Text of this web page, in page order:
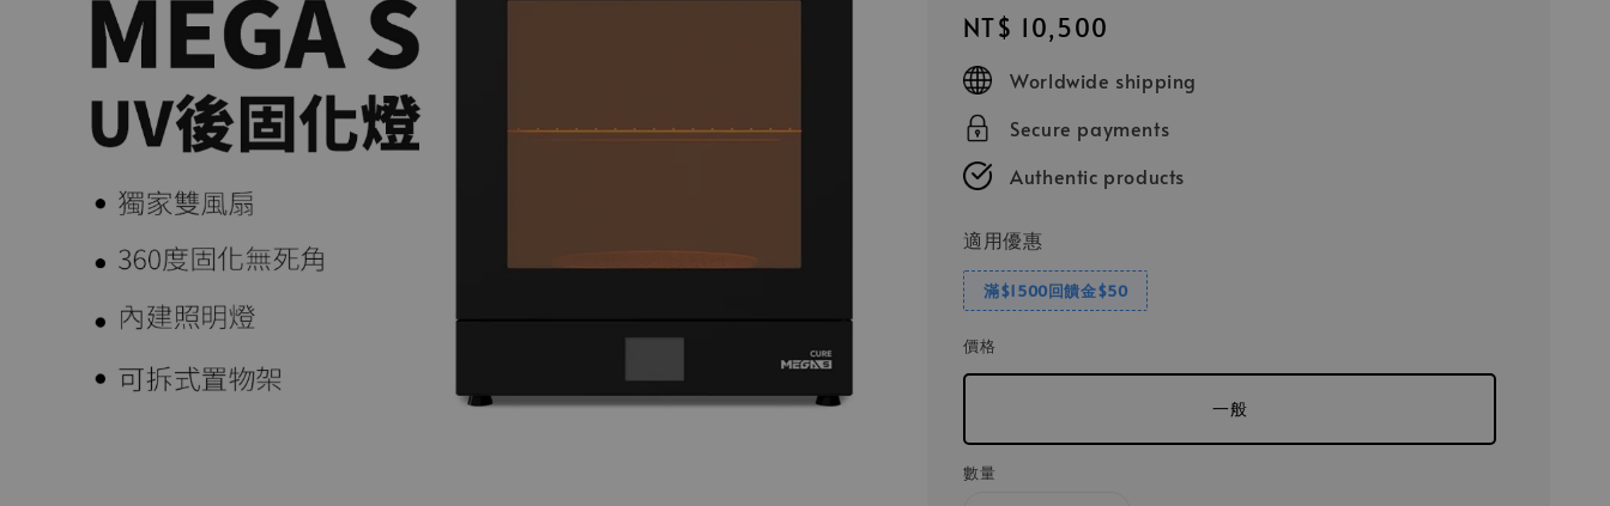
Regular
price
NT$ 10,500
Worldwide shipping
Secure payments
Authentic products
適用優惠
滿$1500回饋金$50
價格
一般
數量